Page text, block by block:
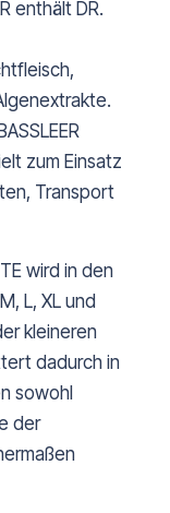
enthält DR.
zum Einsatz
Transport
wird in den
L, XL und
kleineren
dadurch in
sowohl
der